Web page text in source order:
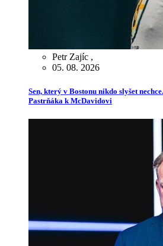
Petr Zajíc ,
05. 08. 2026
Sen, který v Bostonu nikdo slyšet
Pastrňáka k McDavidovi